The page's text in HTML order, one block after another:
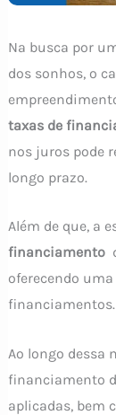
Na busca por
dos sonhos, o
taxas de
nos juros pode
longo prazo.
Além de que, a
financiamento
oferecendo
financiamentos.
Ao longo dessa
financiamento
aplicadas, bem